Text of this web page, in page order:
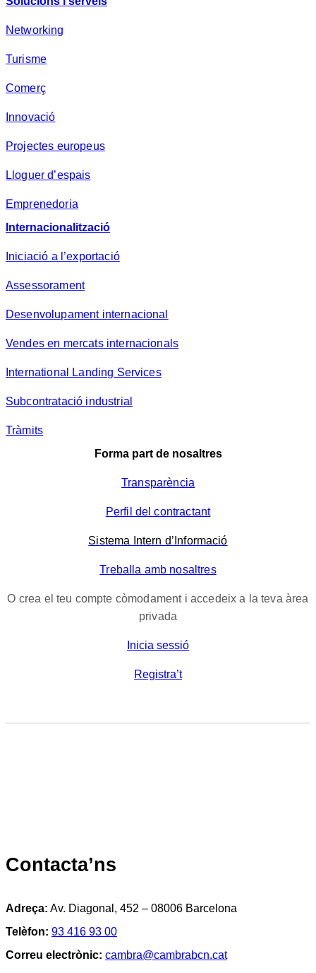
Networking
Turisme
Comerç
Innovació
Projectes europeus
Lloguer d’espais
Emprenedoria
Internacionalització
Iniciació a l’exportació
Assessorament
Desenvolupament internacional
Vendes en mercats internacionals
International Landing Services
Subcontratació industrial
Tràmits
Forma part de nosaltres
Transparència
Perfil del contractant
Sistema Intern d’Informació
Treballa amb nosaltres
O crea el teu compte còmodament i accedeix a la teva àrea
privada
Inicia sessió
Registra’t
Contacta’ns
Adreça: Av. Diagonal, 452 – 08006 Barcelona
Telèfon: 93 416 93 00
Correu electrònic: cambra@cambrabcn.cat